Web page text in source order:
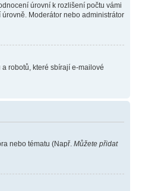
úrovní k rozlišení počtu vámi
Moderátor nebo administrátor
robotů, které sbírají e-mailové
nebo tématu (Např. Můžete přidat